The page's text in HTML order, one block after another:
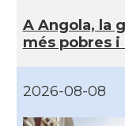
A Angola, la
més pobres
2026-08-08